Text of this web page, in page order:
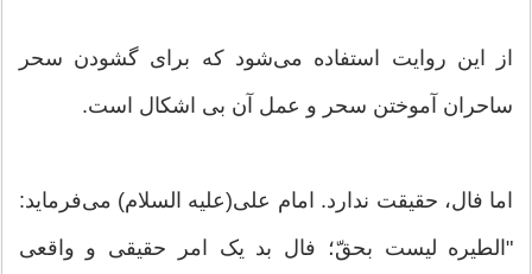
از این روایت استفاده می‌شود که برای گشودن سحر
ساحران آموختن سحر و عمل آن بی اشکال است.
اما فال، حقیقت ندارد. امام علی(علیه السلام) می‌فرماید:
"الطیره لیست بحقّ؛ فال بد یک امر حقیقی و واقعی